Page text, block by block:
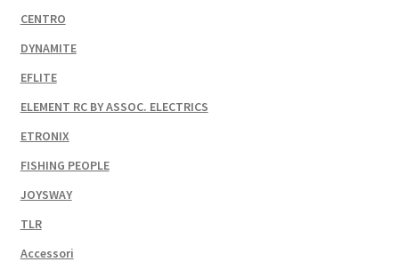
CENTRO
DYNAMITE
EFLITE
ELEMENT RC BY ASSOC. ELECTRICS
ETRONIX
FISHING PEOPLE
JOYSWAY
TLR
Accessori